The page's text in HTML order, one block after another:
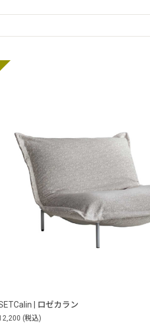
| ロゼカラン
(税込)